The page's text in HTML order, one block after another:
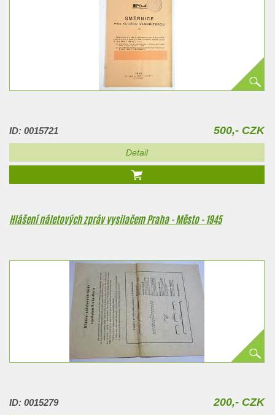
ID: 0015721 500,- CZK
Detail
Hlášení náletových zpráv vysilačem Praha - Město - 1945
ID: 0015279 200,- CZK